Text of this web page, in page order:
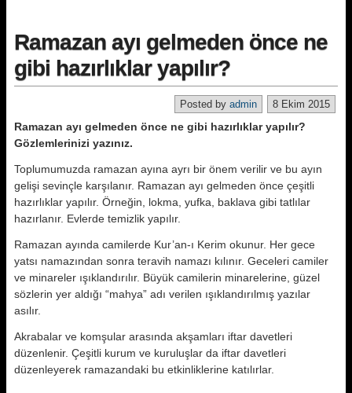
Ramazan ayı gelmeden önce ne
gibi hazırlıklar yapılır?
8 Ekim 2015
Posted by admin
Ramazan ayı gelmeden önce ne gibi hazırlıklar yapılır?
Gözlemlerinizi yazınız.
Toplumumuzda ramazan ayına ayrı bir önem verilir ve bu ayın
gelişi sevinçle karşılanır. Ramazan ayı gelmeden önce çeşitli
hazırlıklar yapılır. Örneğin, lokma, yufka, baklava gibi tatlılar
hazırlanır. Evlerde temizlik yapılır.
Ramazan ayında camilerde Kur’an-ı Kerim okunur. Her gece
yatsı namazından sonra teravih namazı kılınır. Geceleri camiler
ve minareler ışıklandırılır. Büyük camilerin minarelerine, güzel
sözlerin yer aldığı “mahya” adı verilen ışıklandırılmış yazılar
asılır.
Akrabalar ve komşular arasında akşamları iftar davetleri
düzenlenir. Çeşitli kurum ve kuruluşlar da iftar davetleri
düzenleyerek ramazandaki bu etkinliklerine katılırlar.